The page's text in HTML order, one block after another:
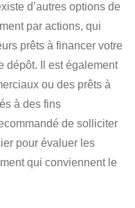
d’autres options de
par actions, qui
prêts à financer votre
dépôt. Il est également
ou des prêts à
à des fins
de solliciter
pour évaluer les
qui conviennent le